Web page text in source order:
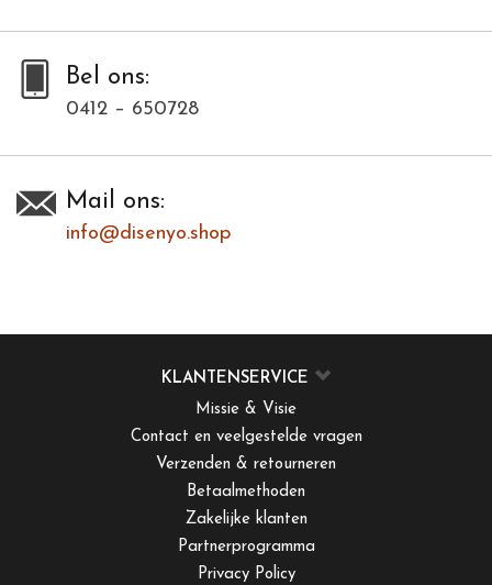
Bel ons:
0412 – 650728
Mail ons:
info@disenyo.shop
KLANTENSERVICE
Missie & Visie
Contact en veelgestelde vragen
Verzenden & retourneren
Betaalmethoden
Zakelijke klanten
Partnerprogramma
Privacy Policy